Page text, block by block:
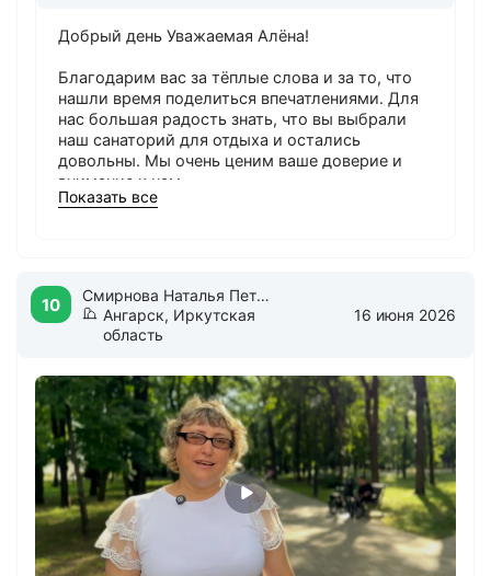
Добрый день Уважаемая Алёна!
Благодарим вас за тёплые слова и за то, что
нашли время поделиться впечатлениями. Для
нас большая радость знать, что вы выбрали
наш санаторий для отдыха и остались
довольны. Мы очень ценим ваше доверие и
внимание к нам.
С наилучшими пожеланиями,
Коммерческий директор
Башкова Дарья Дмитриевна
Показать все
10
Смирнова Наталья Петровна
Ангарск, Иркутская
область
16 июня 2026